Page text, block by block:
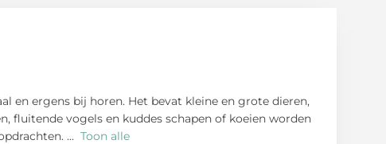
en ergens bij horen. Het bevat kleine en grote dieren,
fluitende vogels en kuddes schapen of koeien worden
... Toon alle